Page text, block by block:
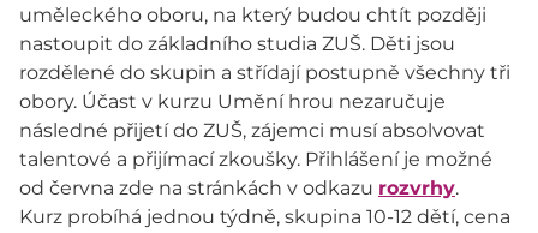
uměleckého oboru, na který budou chtít později
nastoupit do základního studia ZUŠ. Děti jsou
rozdělené do skupin a střídají postupně všechny tři
obory. Účast v kurzu Umění hrou nezaručuje
následné přijetí do ZUŠ, zájemci musí absolvovat
talentové a přijímací zkoušky. Přihlášení je možné
od června zde na stránkách v odkazu rozvrhy.
Kurz probíhá jednou týdně, skupina 10-12 dětí, cena